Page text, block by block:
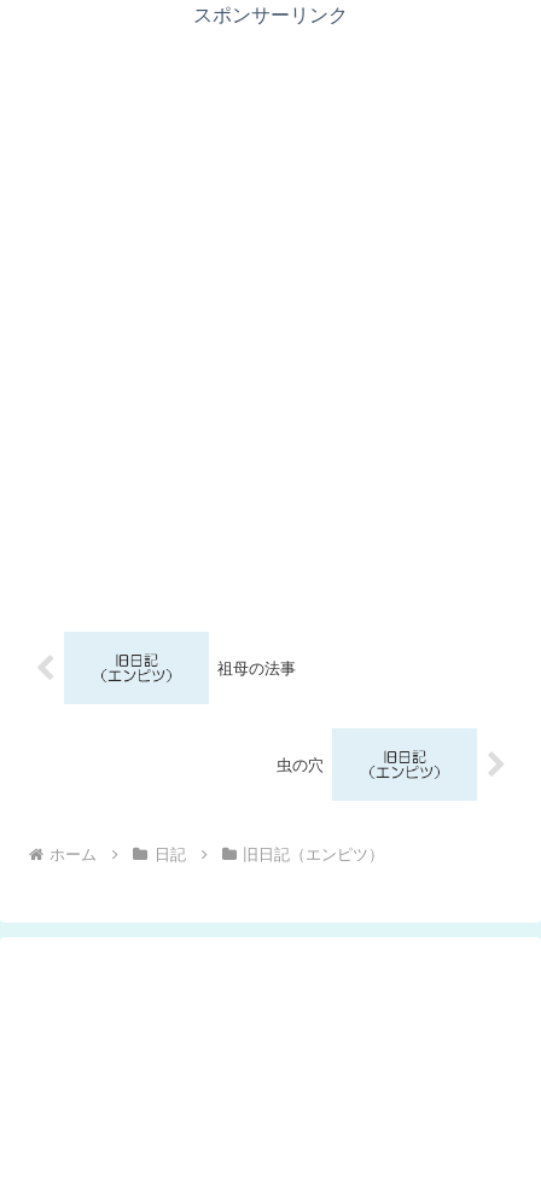
スポンサーリンク
祖母の法事
虫の穴
ホーム 日記 旧日記（エンピツ）